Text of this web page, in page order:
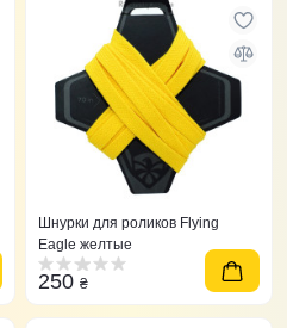
Шнурки для роликов Flying
Eagle желтые
250 ₴